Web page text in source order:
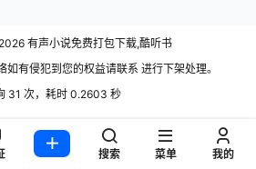
有声小说免费打包下载,酷听书
有侵犯到您的权益请联系 进行下架处理。
31 次，耗时 0.2603 秒
搜索 菜单 我的